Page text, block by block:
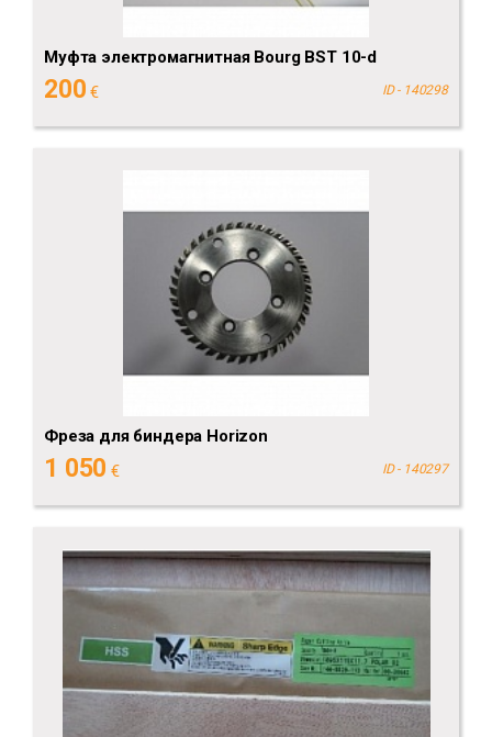
Муфта электромагнитная Bourg BST 10-d
200 € ID - 140298
Фреза для биндера Horizon
1 050 € ID - 140297